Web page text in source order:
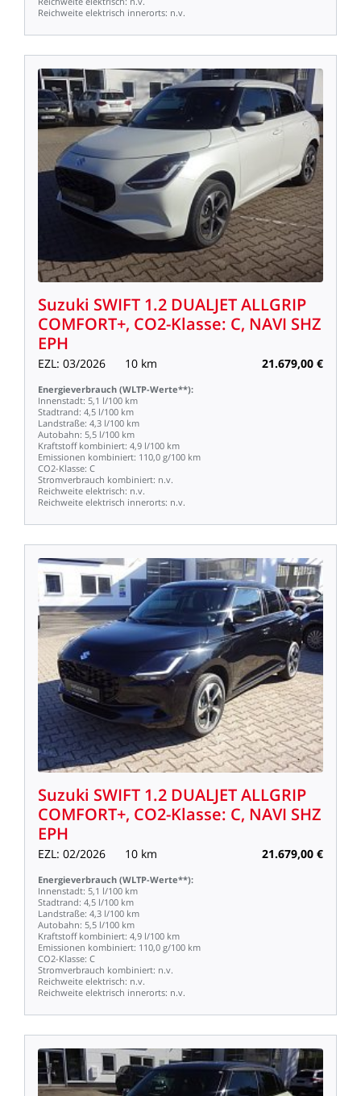
Reichweite elektrisch innerorts: n.v.
Suzuki SWIFT 1.2 DUALJETALLGRIP
COMFORT+, CO2-Klasse: C, NAVI SHZ
EPH
EZL: 03/2026 10 km 21.679,00 €
Energieverbrauch (WLTP-Werte**):
Innenstadt: 5,1 l/100 km
Stadtrand: 4,5 l/100 km
Landstraße: 4,3 l/100 km
Autobahn: 5,5 l/100 km
Kraftstoff kombiniert: 4,9 l/100 km
Emissionen kombiniert: 110,0 g/100 km
CO2-Klasse: C
Stromverbrauch kombiniert: n.v.
Reichweite elektrisch: n.v.
Reichweite elektrisch innerorts: n.v.
Suzuki SWIFT 1.2 DUALJETALLGRIP
COMFORT+, CO2-Klasse: C, NAVI SHZ
EPH
EZL: 02/2026 10 km 21.679,00 €
Energieverbrauch (WLTP-Werte**):
Innenstadt: 5,1 l/100 km
Stadtrand: 4,5 l/100 km
Landstraße: 4,3 l/100 km
Autobahn: 5,5 l/100 km
Kraftstoff kombiniert: 4,9 l/100 km
Emissionen kombiniert: 110,0 g/100 km
CO2-Klasse: C
Stromverbrauch kombiniert: n.v.
Reichweite elektrisch: n.v.
Reichweite elektrisch innerorts: n.v.